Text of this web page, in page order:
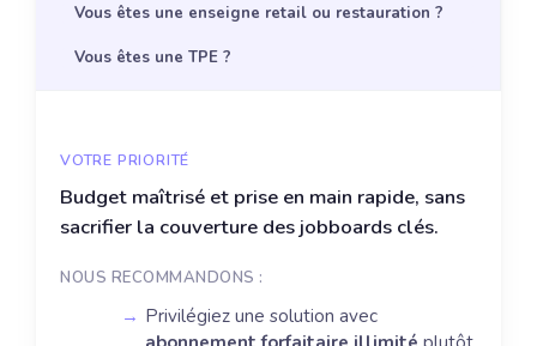
Vous êtes une enseigne retail ou restauration ?
Vous êtes une TPE ?
VOTRE PRIORITÉ
Budget maîtrisé et prise en main rapide, sans
sacrifier la couverture des jobboards clés.
NOUS RECOMMANDONS :
Privilégiez une solution avec